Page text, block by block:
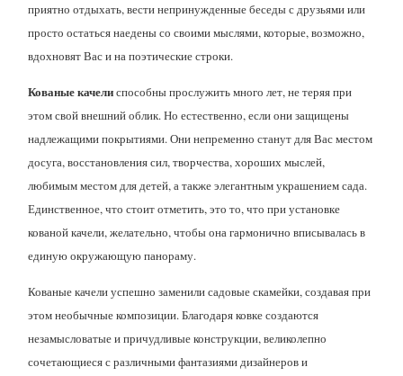
приятно отдыхать, вести непринужденные беседы с друзьями или
просто остаться наедены со своими мыслями, которые, возможно,
вдохновят Вас и на поэтические строки.
Кованые качелиспособны прослужить много лет, не теряя при
этом свой внешний облик. Но естественно, если они защищены
надлежащими покрытиями. Они непременно станут для Вас местом
досуга, восстановления сил, творчества, хороших мыслей,
любимым местом для детей, а также элегантным украшением сада.
Единственное, что стоит отметить, это то, что при установке
кованой качели, желательно, чтобы она гармонично вписывалась в
единую окружающую панораму.
Кованые качели успешно заменили садовые скамейки, создавая при
этом необычные композиции. Благодаря ковке создаются
незамысловатые и причудливые конструкции, великолепно
сочетающиеся с различными фантазиями дизайнеров и